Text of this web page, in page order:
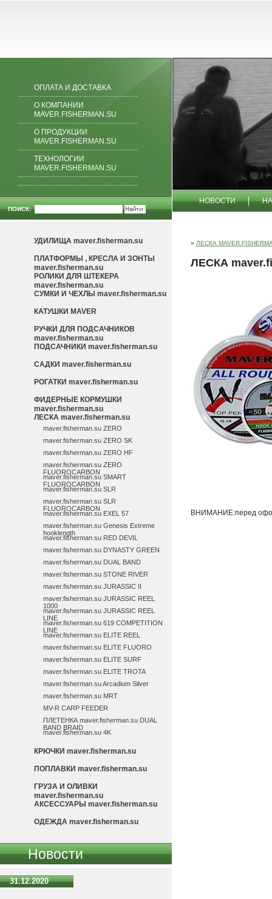
НОВОСТИ
» ЛЕСКА
ЛЕСКА
ВНИМАНИЕ:перед
ОПЛАТА И ДОСТАВКА
О КОМПАНИИ
MAVER.FISHERMAN.SU
О ПРОДУКЦИИ
MAVER.FISHERMAN.SU
ТЕХНОЛОГИИ
MAVER.FISHERMAN.SU
ПОИСК:
УДИЛИЩА maver.fisherman.su
ПЛАТФОРМЫ , КРЕСЛА И ЗОНТЫ
РОЛИКИ ДЛЯ ШТЕКЕРА
СУМКИ И ЧЕХЛЫ maver.fisherman.su
КАТУШКИ МAVER
РУЧКИ ДЛЯ ПОДСАЧНИКОВ
ПОДСАЧНИКИ maver.fisherman.su
САДКИ maver.fisherman.su
РОГАТКИ maver.fisherman.su
ФИДЕРНЫЕ КОРМУШКИ
ЛЕСКА maver.fisherman.su
maver.fisherman.su ZERO
maver.fisherman.su ZERO SK
maver.fisherman.su ZERO HF
maver.fisherman.su ZERO
maver.fisherman.su SMART
maver.fisherman.su SLR
maver.fisherman.su SLR
maver.fisherman.su EXEL 57
maver.fisherman.su Genesis Extreme
maver.fisherman.su RED DEVIL
maver.fisherman.su DYNASTY GREEN
maver.fisherman.su DUAL BAND
maver.fisherman.su STONE RIVER
maver.fisherman.su JURASSIC II
maver.fisherman.su JURASSIC REEL
maver.fisherman.su JURASSIC REEL
maver.fisherman.su 619 COMPETITION
maver.fisherman.su ELITE REEL
maver.fisherman.su ELITE FLUORO
maver.fisherman.su ELITE SURF
maver.fisherman.su ELITE TROTA
maver.fisherman.su Arcadium Silver
maver.fisherman.su MRT
MV-R CARP FEEDER
ПЛЕТЕНКА maver.fisherman.su DUAL
maver.fisherman.su 4K
КРЮЧКИ maver.fisherman.su
ПОПЛАВКИ maver.fisherman.su
ГРУЗА И ОЛИВКИ
АКСЕССУАРЫ maver.fisherman.su
ОДЕЖДА maver.fisherman.su
Новости
31.12.2020